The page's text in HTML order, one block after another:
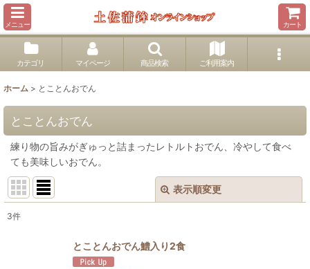
メニュー カート
カテゴリ マイページ 商品検索 ご利用案内
ホーム > とことんおでん
とことんおでん
練り物の旨みがぎゅっと詰まったレトルトおでん、冷やして食べ
ても美味しいおでん。
表示順変更
3件
とことんおでん鱧入り2食